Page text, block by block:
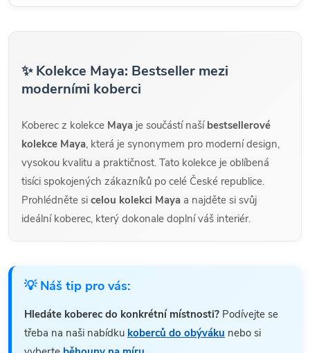
✨ Kolekce Maya: Bestseller mezi
moderními koberci
Koberec z kolekce Maya je součástí naší bestsellerové
kolekce Maya, která je synonymem pro moderní design,
vysokou kvalitu a praktičnost. Tato kolekce je oblíbená
tisíci spokojených zákazníků po celé České republice.
Prohlédněte si celou kolekci Maya a najděte si svůj
ideální koberec, který dokonale doplní váš interiér.
💡 Náš tip pro vás:
Hledáte koberec do konkrétní místnosti? Podívejte se
třeba na naši nabídku koberců do obýváku nebo si